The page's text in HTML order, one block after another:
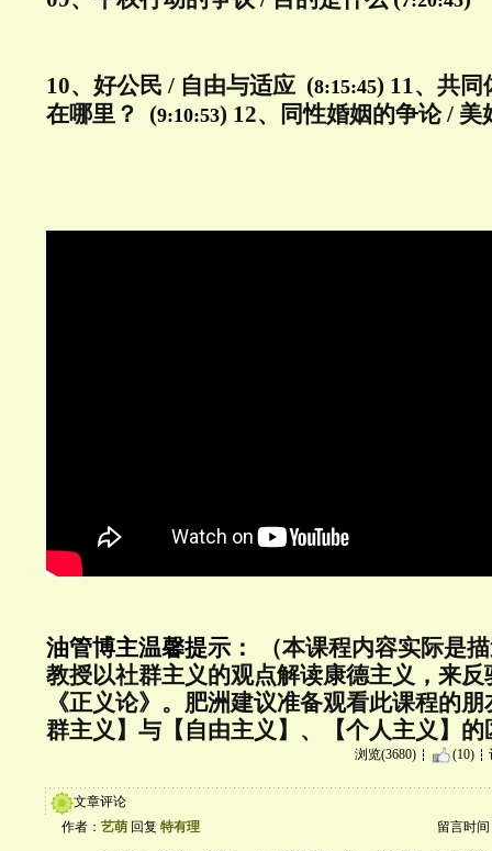
10、好公民 / 自由与适应 (8:15:45) 11、共同
在哪里？ (9:10:53) 12、同性婚姻的争论 /
油管博主温馨提示：
（本课程内容实际是
教授以社群主义的观点解读康德主义，来反
《正义论》。肥洲建议准备观看此课程的
群主义】与【自由主义】、【个人主义】
浏览(3680) (10)
文章评论
作者： 艺萌 回复 特有理 留言时间